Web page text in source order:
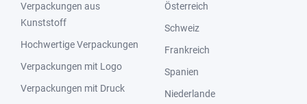
Verpackungen aus
Kunststoff
Hochwertige Verpackungen
Verpackungen mit Logo
Verpackungen mit Druck
Österreich
Schweiz
Frankreich
Spanien
Niederlande